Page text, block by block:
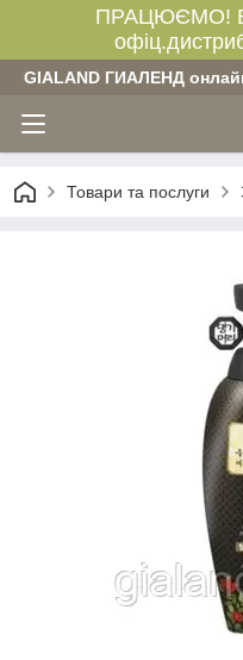
ПРАЦЮЄМО!
GIALAND ГИАЛЕНД
Товари та послуги